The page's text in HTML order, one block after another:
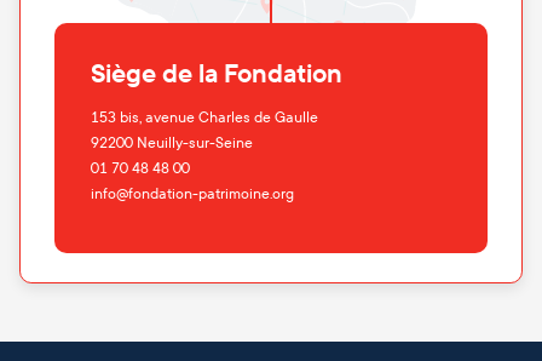
Siège de la Fondation
153 bis, avenue Charles de Gaulle
92200 Neuilly-sur-Seine
01 70 48 48 00
info@fondation-patrimoine.org